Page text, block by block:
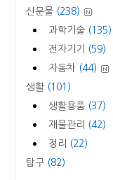
신문물 (238)
과학기술 (135)
전자기기
(59)
자동차 (44)
생활 (101)
생활용품 (37)
재물관리
(42)
정리
(22)
탐구 (82)